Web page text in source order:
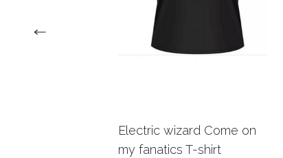
Electric wizard Come on
my fanatics T-shirt